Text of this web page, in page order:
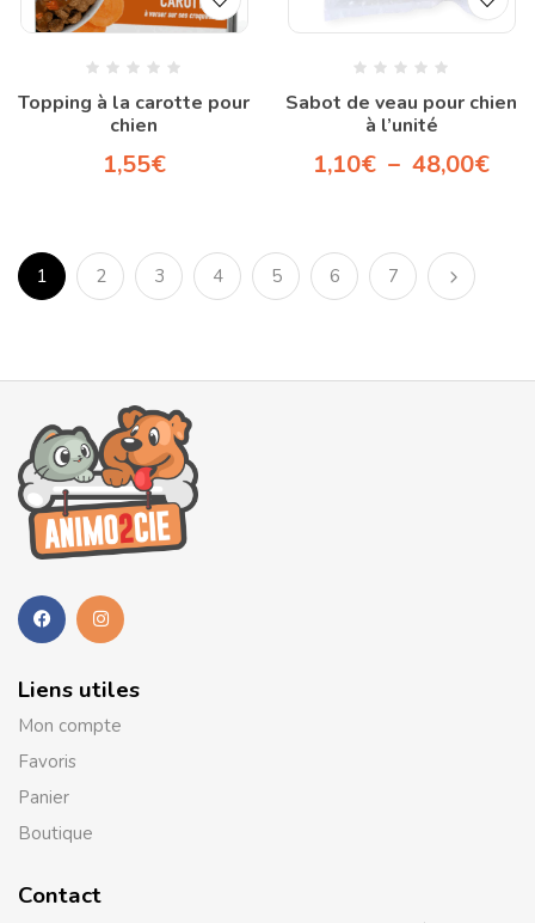
Topping à la carotte pour
chien
1,55€
Sabot de veau pour chien
à l’unité
1,10€ – 48,00€
1 2 3 4 5 6 7
Liens utiles
Mon compte
Favoris
Panier
Boutique
Contact